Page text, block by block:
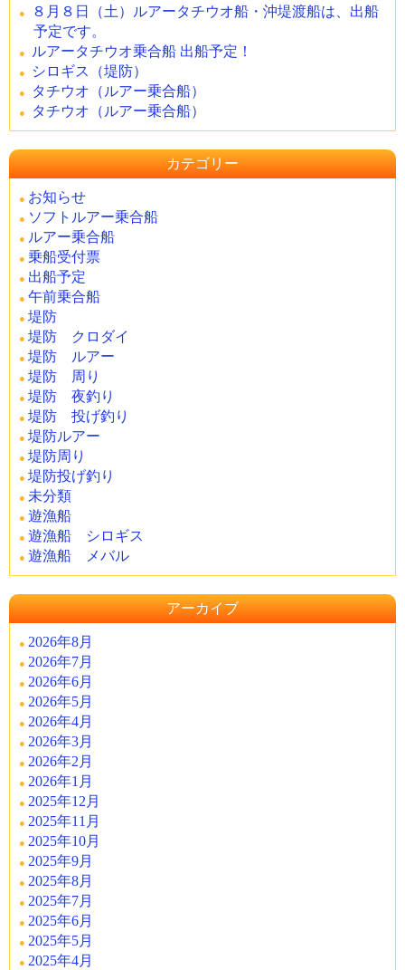
８月８日（土）ルアータチウオ船・沖堤渡船は、出船
予定です。
ルアータチウオ乗合船 出船予定！
シロギス（堤防）
タチウオ（ルアー乗合船）
タチウオ（ルアー乗合船）
カテゴリー
お知らせ
ソフトルアー乗合船
ルアー乗合船
乗船受付票
出船予定
午前乗合船
堤防
堤防 クロダイ
堤防 ルアー
堤防 周り
堤防 夜釣り
堤防 投げ釣り
堤防ルアー
堤防周り
堤防投げ釣り
未分類
遊漁船
遊漁船 シロギス
遊漁船 メバル
アーカイブ
2026年8月
2026年7月
2026年6月
2026年5月
2026年4月
2026年3月
2026年2月
2026年1月
2025年12月
2025年11月
2025年10月
2025年9月
2025年8月
2025年7月
2025年6月
2025年5月
2025年4月